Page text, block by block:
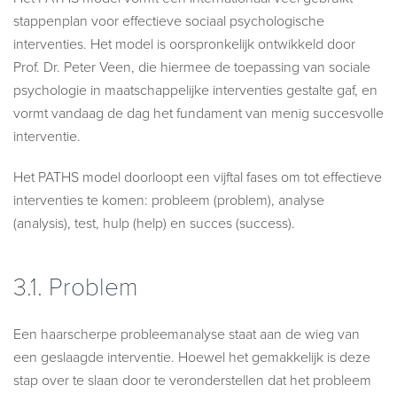
stappenplan voor effectieve sociaal psychologische
interventies. Het model is oorspronkelijk ontwikkeld door
Prof. Dr. Peter Veen, die hiermee de toepassing van sociale
psychologie in maatschappelijke interventies gestalte gaf, en
vormt vandaag de dag het fundament van menig succesvolle
interventie.
Het PATHS model doorloopt een vijftal fases om tot effectieve
interventies te komen: probleem (problem), analyse
(analysis), test, hulp (help) en succes (success).
3.1. Problem
Een haarscherpe probleemanalyse staat aan de wieg van
een geslaagde interventie. Hoewel het gemakkelijk is deze
stap over te slaan door te veronderstellen dat het probleem